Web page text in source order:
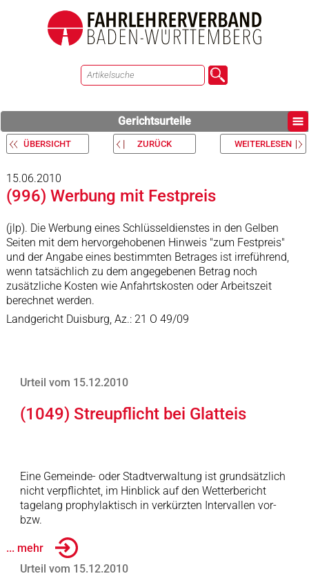
Gerichtsurteile
ÜBERSICHT ZURÜCK WEITERLESEN
15.06.2010
(996) Werbung mit Festpreis
(jlp). Die Werbung eines Schlüsseldienstes in den Gelben
Seiten mit dem hervorgehobenen Hinweis "zum Festpreis"
und der Angabe eines bestimmten Betrages ist irreführend,
wenn tatsächlich zu dem angegebenen Betrag noch
zusätzliche Kosten wie Anfahrtskosten oder Arbeitszeit
berechnet werden.
Landgericht Duisburg, Az.: 21 O 49/09
Urteil vom 15.12.2010
(1049) Streupflicht bei Glatteis
Eine Gemeinde- oder Stadtverwaltung ist grundsätzlich
nicht verpflichtet, im Hinblick auf den Wetterbericht
tagelang prophylaktisch in verkürzten Intervallen vor-
bzw.
... mehr
Urteil vom 15.12.2010